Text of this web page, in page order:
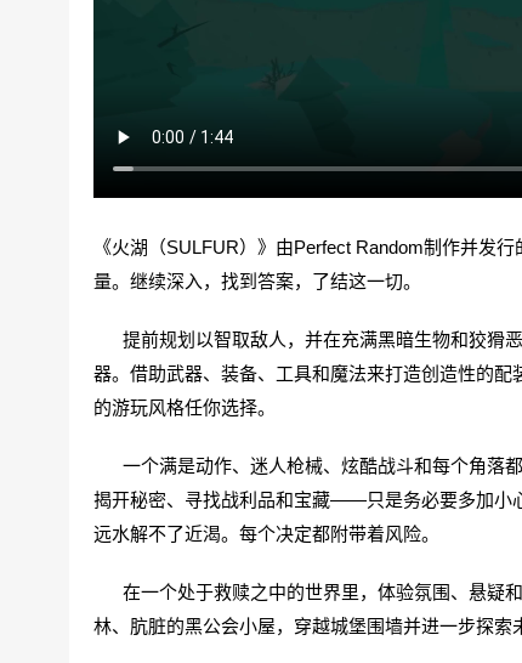
《火湖（SULFUR）》由Perfect Random制作并发
量。继续深入，找到答案，了结这一切。
提前规划以智取敌人，并在充满黑暗生物和狡猾
器。借助武器、装备、工具和魔法来打造创造性的
的游玩风格任你选择。
一个满是动作、迷人枪械、炫酷战斗和每个角落
揭开秘密、寻找战利品和宝藏——只是务必要多加小
远水解不了近渴。每个决定都附带着风险。
在一个处于救赎之中的世界里，体验氛围、悬疑
林、肮脏的黑公会小屋，穿越城堡围墙并进一步探索